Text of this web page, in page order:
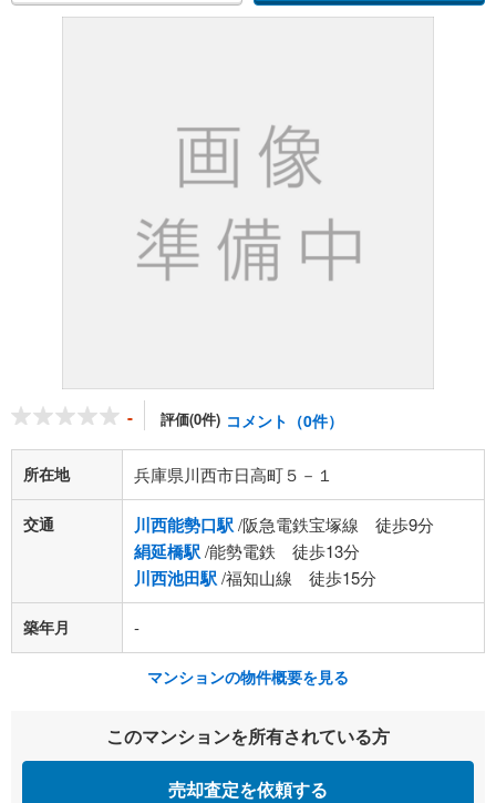
- 評価(0件) コメント（0件）
所在地 兵庫県川西市日高町５－１
交通 川西能勢口駅/阪急電鉄宝塚線 徒歩9分
絹延橋駅/能勢電鉄 徒歩13分
川西池田駅/福知山線 徒歩15分
築年月 -
マンションの物件概要を見る
このマンションを所有されている方
売却査定を依頼する